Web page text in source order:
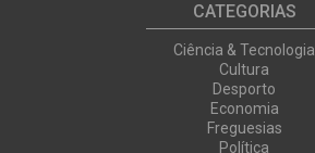
CATEGORIAS
Ciência & Tecnologia
Cultura
Desporto
Economia
Freguesias
Política